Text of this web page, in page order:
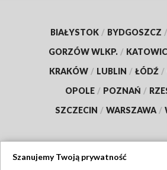
BIAŁYSTOK / BYDGOSZCZ /
GORZÓW WLKP. /
KRAKÓW / LUBLIN / ŁÓDŹ /
OPOLE / POZNAŃ /
SZCZECIN / WARSZAWA /
Szanujemy Twoją prywatność